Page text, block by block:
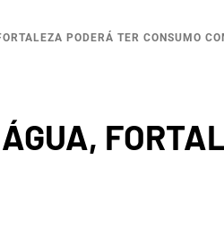
PODERÁ TER CONSUMO